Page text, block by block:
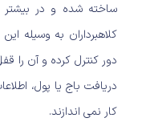
ساخته شده و در بیشتر
کلاهبرداران به وسیله
دور کنترل کرده و آن را
دریافت باج یا پول،
کار نمی‌ اندازند.